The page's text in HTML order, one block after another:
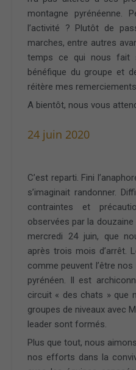
montagne pyrénéenne.
l’activité ? Plutôt de
marches, entre autres
temps ce qui nous fait
bénéfique du groupe et
réitère mes
A bientôt, nous vous
24 juin 2020
C’est reparti. Fini
s’imaginait randonner.
contraintes et
observées par la
mercredi 24 juin, que
après trois mois d’arrêt.
comme peuvent l’être
pyrénéen. Il est
circuit « des chats » que
groupes de niveaux avec
leader sont formés.
Plus que tout, nous
nos efforts dans la